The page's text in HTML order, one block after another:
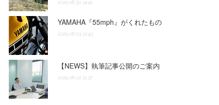
2025.06.30 14:41
YAMAHA『55mph』がくれたもの
2025.06.03 12:43
【NEWS】執筆記事公開のご案内
2025.06.02 11:37